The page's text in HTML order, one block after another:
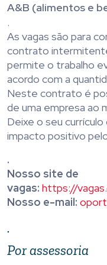
A&B (alimentos e
.
As vagas são para
contrato
permite o trabalho
acordo com a
Neste contrato é
de uma empresa ao
Deixe o seu
impacto positivo
.
Nosso site de
vagas: https://
Nosso e-mail:
.
Por assessoria